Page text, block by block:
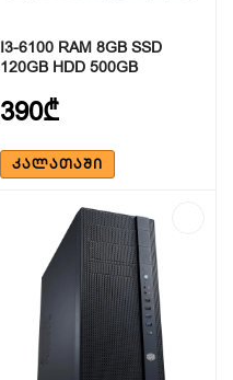
I3-6100 RAM 8GB SSD
120GB HDD 500GB
390₾
ᲙᲐᲚᲐᲗᲐᲨᲘ